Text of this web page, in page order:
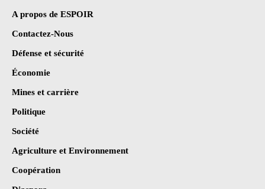
A propos de ESPOIR
Contactez-Nous
Défense et sécurité
Économie
Mines et carrière
Politique
Société
Agriculture et Environnement
Coopération